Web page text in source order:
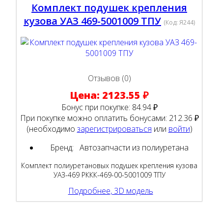
Комплект подушек крепления
кузова УАЗ 469-5001009 ТПУ (Код:Я244)
Отзывов (0)
Цена: 2123.55 ₽
Бонус при покупке: 84.94 ₽
При покупке можно оплатить бонусами: 212.36 ₽
(необходимо зарегистрироваться или войти)
Бренд: Автозапчасти из полиуретана
Комплект полиуретановых подушек крепления кузова
УАЗ-469 РККК-469-00-5001009 ТПУ
Подробнее, 3D модель